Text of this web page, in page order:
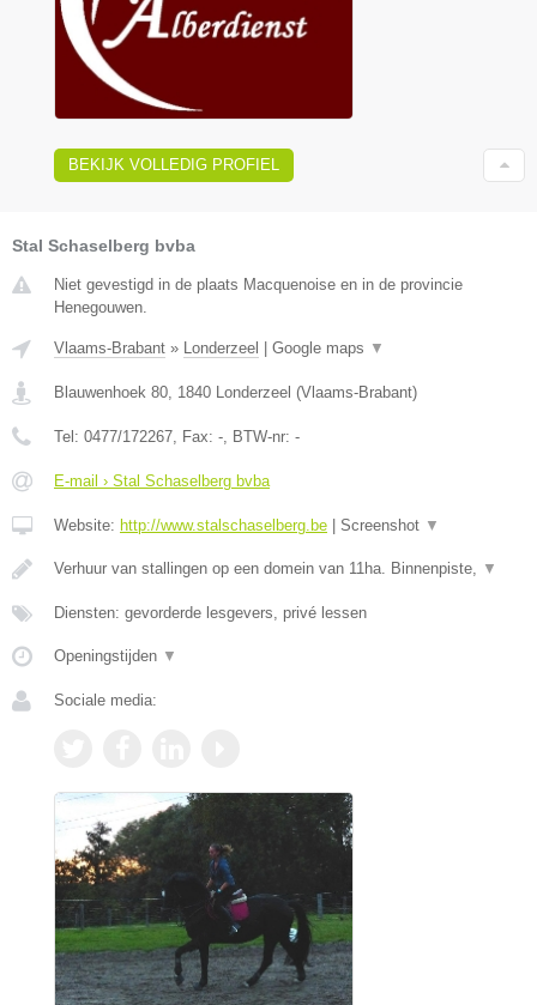
BEKIJK VOLLEDIG PROFIEL
Stal Schaselberg bvba
Niet gevestigd in de plaats Macquenoise en in de provincie
Henegouwen.
Vlaams-Brabant » Londerzeel | Google maps ▼
Blauwenhoek 80 1840 Londerzeel (Vlaams-Brabant)
Tel: 0477/172267 , Fax: - , BTW-nr: -
E-mail › Stal Schaselberg bvba
Website: http://www.stalschaselberg.be | Screenshot ▼
Verhuur van stallingen op een domein van 11ha. Binnenpiste, ▼
Diensten: gevorderde lesgevers, privé lessen
Openingstijden ▼
Sociale media: